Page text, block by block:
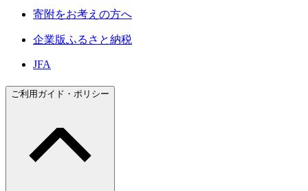
寄附をお考えの方へ
企業版ふるさと納税
JFA
ご利用ガイド・ポリシー